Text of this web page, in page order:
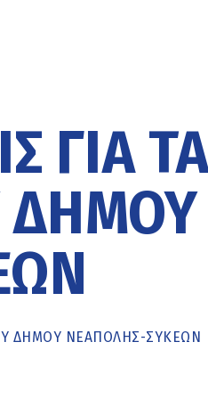
ΓΙΑ
ΔΉΜΟΥ
ΔΉΜΟΥ ΝΕΆΠΟΛΗΣ-ΣΥΚΕΏΝ